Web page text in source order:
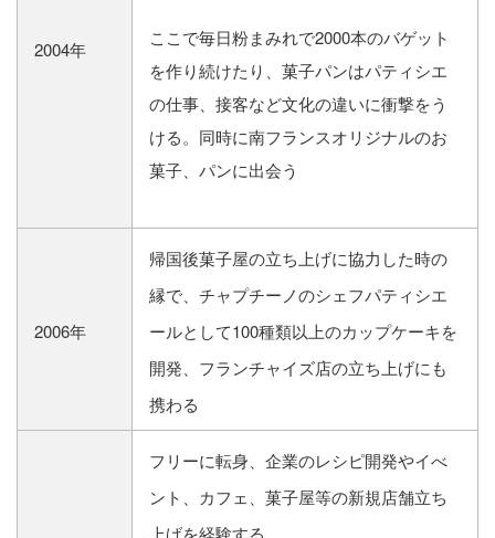
2004年
ここで毎日粉まみれで2000本のバゲット
を作り続けたり、菓子パンはパティシエ
の仕事、接客など文化の違いに衝撃をう
ける。同時に南フランスオリジナルのお
菓子、パンに出会う
2006年
帰国後菓子屋の立ち上げに協力した時の
縁で、チャプチーノのシェフパティシエ
ールとして100種類以上のカップケーキを
開発、フランチャイズ店の立ち上げにも
携わる
フリーに転身、企業のレシピ開発やイべ
ント、カフェ、菓子屋等の新規店舗立ち
上げを経験する